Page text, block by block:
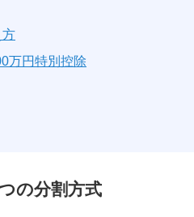
方
万円特別控除
の分割方式